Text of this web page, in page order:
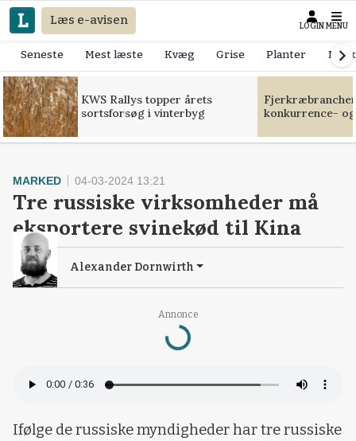
Læs e-avisen LOGIN MENU
Seneste Mest læste Kvæg Grise Planter
KWS Rallys topper årets
sortsforsøg i vinterbyg
konkurrence-
Annonce
Loading...
MARKED 04-03-2024 13:21
Tre russiske virksomheder må
eksportere svinekød til Kina
Alexander Dornwirth
Ifølge de russiske myndigheder har tre russiske